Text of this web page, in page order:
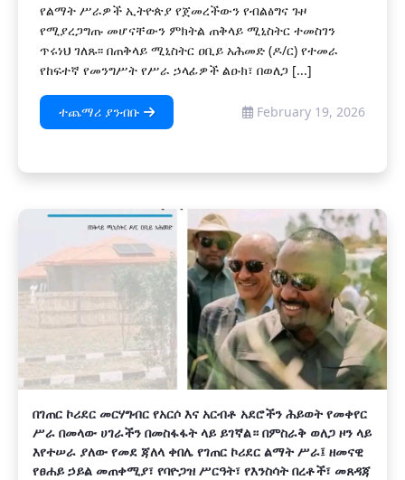
የልማት ሥራዎች ኢትዮጵያ የጀመረችውን የብልፅግና ጉዞ
የሚያረጋግጡ መሆናቸውን ምክትል ጠቅላይ ሚኒስትር ተመስገን
ጥሩነህ ገለጹ፡፡ በጠቅላይ ሚኒስትር ዐቢይ አሕመድ (ዶ/ር) የተመራ
የከፍተኛ የመንግሥት የሥራ ኃላፊዎች ልዑክ፣ በወለጋ [...]
ተጨማሪ ያንብቡ February 19, 2026
በገጠር ኮሪደር መርሃግብር የአርሶ እና አርብቶ አደሮችን ሕይወት የመቀየር
ሥራ በመላው ሀገራችን በመስፋፋት ላይ ይገኛል። በምስራቅ ወለጋ ዞን ላይ
እየተሠራ ያለው የመደ ጃለላ ቀበሌ የገጠር ኮሪደር ልማት ሥራ፤ ዘመናዊ
የፀሐይ ኃይል መጠቀሚያ፣ የባዮጋዝ ሥርዓት፣ የእንስሳት በረቶች፣ መጸዳጃ